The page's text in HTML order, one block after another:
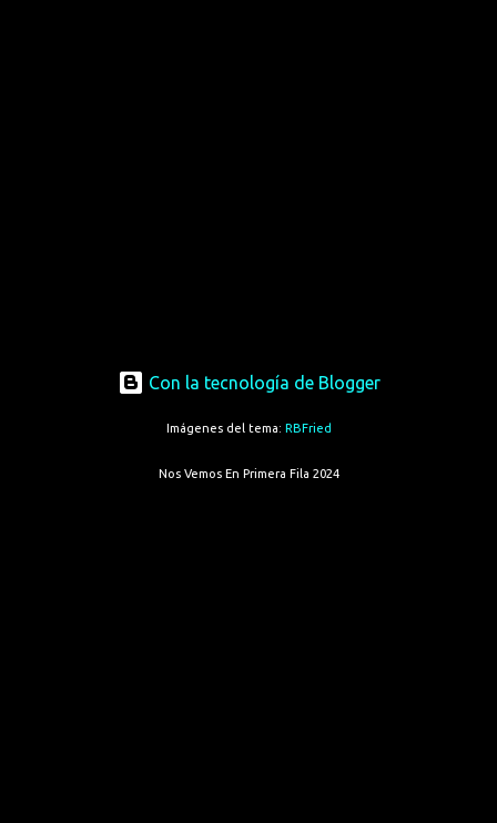
Con la tecnología de Blogger
Imágenes del tema: RBFried
Nos Vemos En Primera Fila 2024